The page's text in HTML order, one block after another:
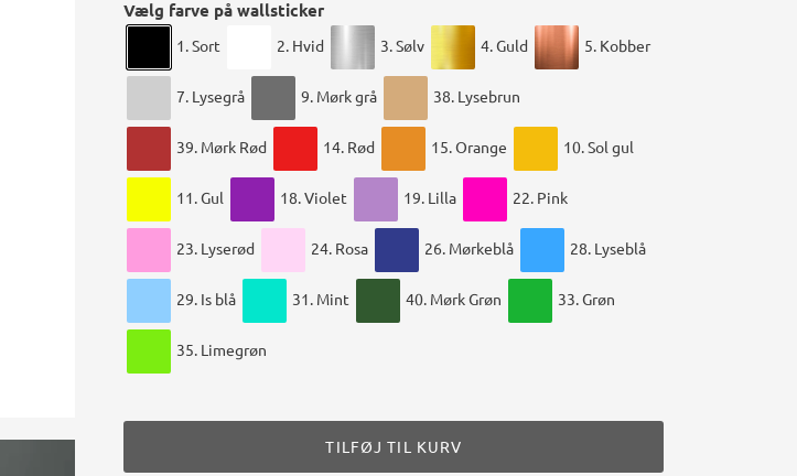
Vælg farve på wallsticker
1. Sort 2. Hvid 3. Sølv 4. Guld 5. Kobber
7. Lysegrå 9. Mørk grå 38. Lysebrun
39. Mørk Rød 14. Rød 15. Orange 10. Sol gul
11. Gul 18. Violet 19. Lilla 22. Pink
23. Lyserød 24. Rosa 26. Mørkeblå 28. Lyseblå
29. Is blå 31. Mint 40. Mørk Grøn 33. Grøn
35. Limegrøn
TILFØJ TIL KURV